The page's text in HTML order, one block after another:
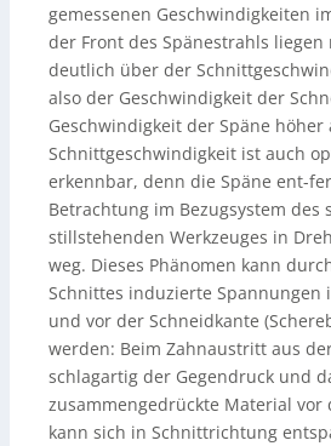
gemessenen Geschwindigkeiten
der Front des Spänestrahls liegen
deutlich über der
also der Geschwindigkeit der
Geschwindigkeit der Späne höher
Schnittgeschwindigkeit ist auch
erkennbar, denn die Späne ent-
Betrachtung im Bezugsystem des
stillstehenden Werkzeuges in
weg. Dieses Phänomen kann
Schnittes induzierte Spannungen
und vor der Schneidkante
werden: Beim Zahnaustritt aus
schlagartig der Gegendruck und
zusammengedrückte Material vor
kann sich in Schnittrichtung